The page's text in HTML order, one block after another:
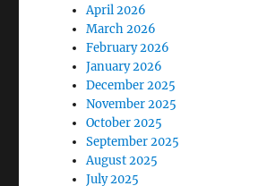
April 2026
March 2026
February 2026
January 2026
December 2025
November 2025
October 2025
September 2025
August 2025
July 2025